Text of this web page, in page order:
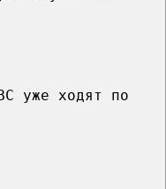
уже ходят по